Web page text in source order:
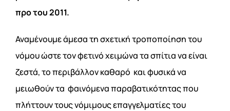
προ του 2011.
Αναμένουμε άμεσα τη σχετική τροποποίηση του
νόμου ώστε τον φετινό χειμώνα τα σπίτια να είναι
ζεστά, το περιβάλλον καθαρό και φυσικά να
μειωθούν τα φαινόμενα παραβατικότητας που
πλήττουν τους νόμιμους επαγγελματίες του